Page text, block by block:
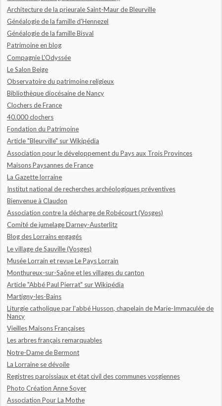
Architecture de la prieurale Saint-Maur de Bleurville
Généalogie de la famille d'Hennezel
Généalogie de la famille Bisval
Patrimoine en blog
Compagnie L'Odyssée
Le Salon Beige
Observatoire du patrimoine religieux
Bibliothèque diocésaine de Nancy
Clochers de France
40.000 clochers
Fondation du Patrimoine
Article "Bleurville" sur Wikipédia
Association pour le développement du Pays aux Trois Provinces
Maisons Paysannes de France
La Gazette lorraine
Institut national de recherches archéologiques préventives
Bienvenue à Claudon
Association contre la décharge de Robécourt (Vosges)
Comité de jumelage Darney-Austerlitz
Blog des Lorrains engagés
Le village de Sauville (Vosges)
Musée Lorrain et revue Le Pays Lorrain
Monthureux-sur-Saône et les villages du canton
Article "Abbé Paul Pierrat" sur Wikipédia
Martigny-les-Bains
Liturgie catholique par l'abbé Husson, chapelain de Marie-Immaculée de
Nancy
Vieilles Maisons Françaises
Les arbres français remarquables
Notre-Dame de Bermont
La Lorraine se dévoile
Registres paroissiaux et état civil des communes vosgiennes
Photo Création Anne Soyer
Association Pour La Mothe